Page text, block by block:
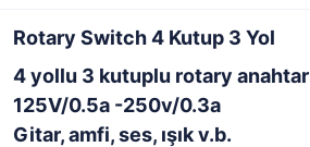
Rotary Switch 4 Kutup 3 Yol
4 yollu 3 kutuplu rotary anahtar
125V/0.5a -250v/0.3a
Gitar, amfi, ses, ışık v.b.